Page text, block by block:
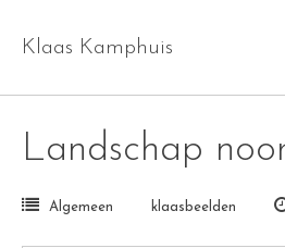
Klaas Kamphuis
Landschap
Algemeen klaasbeelden